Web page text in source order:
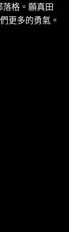
格。願真田
更多的勇氣。